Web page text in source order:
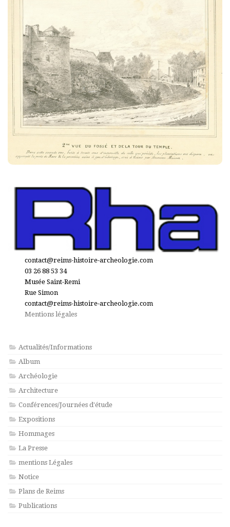
contact@reims-histoire-archeologie.com
03 26 88 53 34
Musée Saint-Remi
Rue Simon
contact@reims-histoire-archeologie.com
Mentions légales
Actualités/Informations
Album
Archéologie
Architecture
Conférences/Journées d'étude
Expositions
Hommages
La Presse
mentions Légales
Notice
Plans de Reims
Publications